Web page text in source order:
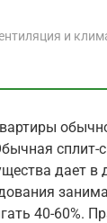
и
сплит-
дает в
40-60%.